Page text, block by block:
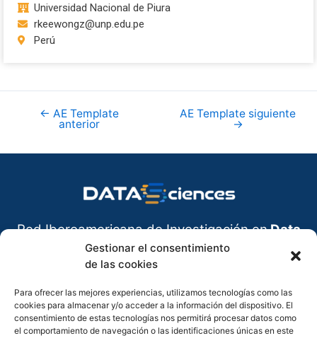
Gestionar el consentimiento
de las cookies
Para ofrecer las mejores experiencias, utilizamos tecnologías como las
cookies para almacenar y/o acceder a la información del dispositivo. El
consentimiento de estas tecnologías nos permitirá procesar datos como
el comportamiento de navegación o las identificaciones únicas en este
Universidad Nacional de Piura
rkeewongz@unp.edu.pe
Perú
← AE Template
anterior
AE Template siguiente
→
Red Iberoamericana de Investigación enData
Sciences
CONTÁCTANOS
Juan Carlos Calabria
Celular: 3007078863